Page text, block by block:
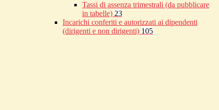
Tassi di assenza trimestrali (da pubblicare
in tabelle) 23
Incarichi conferiti e autorizzati ai dipendenti
(dirigenti e non dirigenti) 105